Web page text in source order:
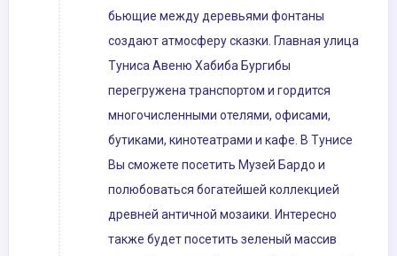
бьющие между деревьями фонтаны
создают атмосферу сказки. Главная улица
Туниса Авеню Хабиба Бургибы
перегружена транспортом и гордится
многочисленными отелями, офисами,
бутиками, кинотеатрами и кафе. В Тунисе
Вы сможете посетить Музей Бардо и
полюбоваться богатейшей коллекцией
древней античной мозаики. Интересно
также будет посетить зеленый массив